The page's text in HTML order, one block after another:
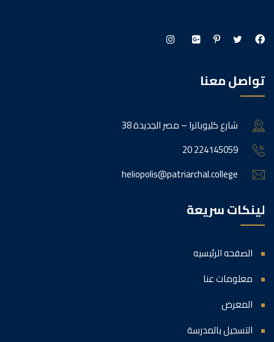
تواصل معنا
38 شارع كليوباترا – مصر الجديدة
20 224145059
heliopolis@patriarchal.college
لينكات سريعة
الصفحه الرئيسيه
معلومات عنا
المعرض
التسجيل بالمدرسة